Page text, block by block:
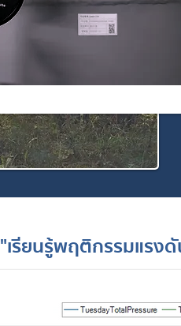
"เรียนรู้พฤติกรรมแรง